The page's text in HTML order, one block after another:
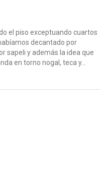
el piso exceptuando cuartos
decantado por
sapeli y además la idea que
en torno nogal, teca y...